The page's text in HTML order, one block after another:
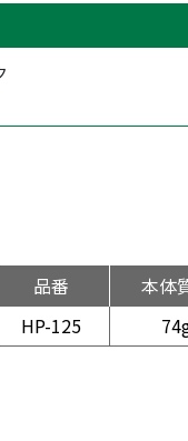
品番
本体
HP-125